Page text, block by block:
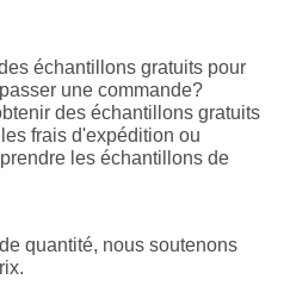
échantillons gratuits pour
une commande?
des échantillons gratuits
frais d'expédition ou
les échantillons de
quantité, nous soutenons